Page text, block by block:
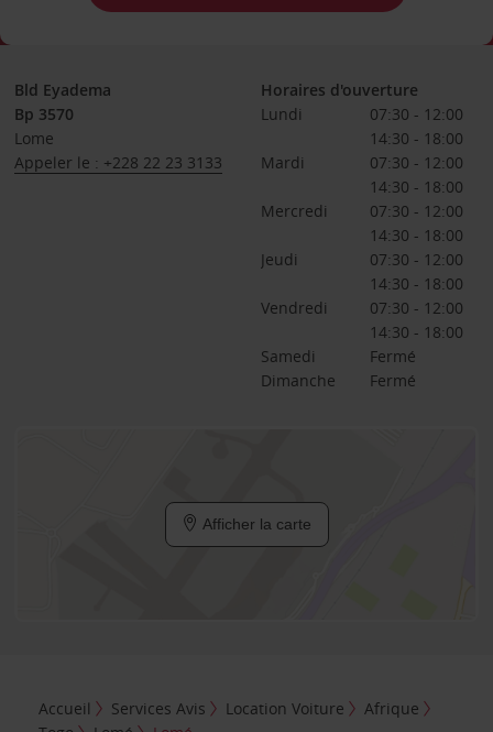
Bld Eyadema
Bp 3570
Lome
Appeler le : +228 22 23 3133
Horaires d'ouverture
Lundi
07:30 - 12:00
14:30 - 18:00
Mardi
07:30 - 12:00
14:30 - 18:00
Mercredi
07:30 - 12:00
14:30 - 18:00
Jeudi
07:30 - 12:00
14:30 - 18:00
Vendredi
07:30 - 12:00
14:30 - 18:00
Samedi
Fermé
Dimanche
Fermé
Afficher la carte
Accueil Services Avis Location Voiture
Afrique